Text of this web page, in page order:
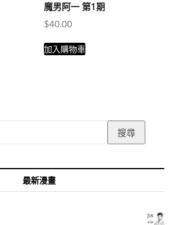
魔男阿一 第1期
$40.00
加入購物車
鍵
搜尋
最新漫畫